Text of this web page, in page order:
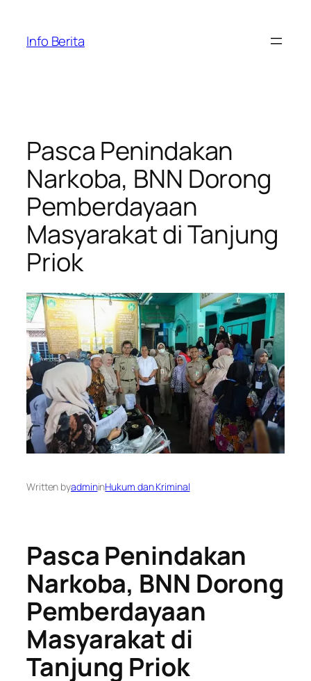
content
Info Berita
Pasca Penindakan
Narkoba, BNN Dorong
Pemberdayaan
Masyarakat di Tanjung
Priok
Written byadmininHukum dan Kriminal
Pasca Penindakan
Narkoba, BNN Dorong
Pemberdayaan
Masyarakat di
Tanjung Priok